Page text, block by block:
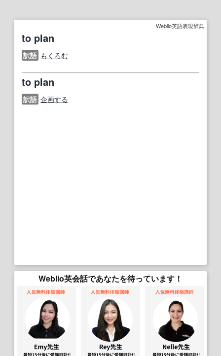
Weblio英語表現辞典
to plan
訳語 もくろむ
to plan
訳語 企画する
Weblio英会話であなたを待っています！